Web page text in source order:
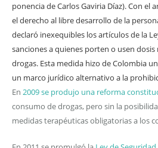
ponencia de Carlos Gaviria Díaz). Con el
el derecho al libre desarrollo de la
declaró inexequibles los artículos de la
sanciones a quienes porten o usen
drogas. Esta medida hizo de Colombia
un marco jurídico alternativo a la
En 2009 se produjo una reforma
consumo de drogas, pero sin la
medidas terapéuticas obligatorias a los